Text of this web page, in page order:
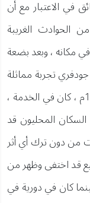
في الاعتبار مع أن
الحوادث الغريبة
مكانه ، وبعد بضعة
تجربة مماثلة
، ففي الصباح الباكر من يوم 28 نوفمبر 1980م ، كان في الخدمة ،
المحليون قد
من دون ترك أي أثر
قد اختفى وظهر من
كان في دورية في